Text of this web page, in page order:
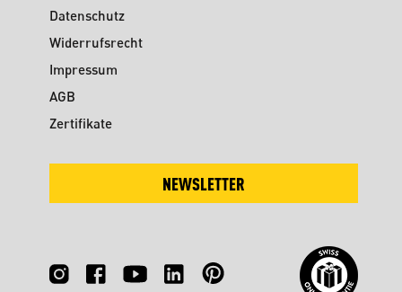
Datenschutz
Widerrufsrecht
Impressum
AGB
Zertifikate
NEWSLETTER